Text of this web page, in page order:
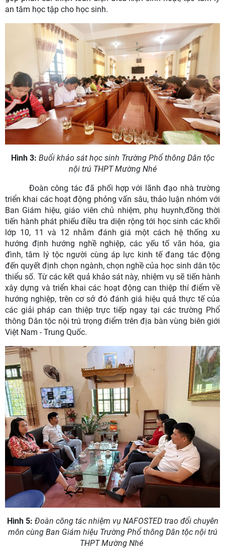
an tâm học tập cho học sinh.
Hình 3: Buổi khảo sát học sinh Trường Phổ thông Dân tộc
nội trú THPT Mường Nhé
Đoàn công tác đã phối hợp với lãnh đạo nhà trường
triển khai các hoạt động phỏng vấn sâu, thảo luận nhóm với
Ban Giám hiệu, giáo viên chủ nhiệm, phụ huynh,đồng thời
tiến hành phát phiếu điều tra diện rộng tới học sinh các khối
lớp 10, 11 và 12 nhằm đánh giá một cách hệ thống xu
hướng định hướng nghề nghiệp, các yếu tố văn hóa, gia
đình, tâm lý tộc người cùng áp lực kinh tế đang tác động
đến quyết định chọn ngành, chọn nghề của học sinh dân tộc
thiểu số. Từ các kết quả khảo sát này, nhiệm vụ sẽ tiến hành
xây dựng và triển khai các hoạt động can thiệp thí điểm về
hướng nghiệp, trên cơ sở đó đánh giá hiệu quả thực tế của
các giải pháp can thiệp trực tiếp ngay tại các trường Phổ
thông Dân tộc nội trú trọng điểm trên địa bàn vùng biên giới
Việt Nam - Trung Quốc.
Hình 5: Đoàn công tác nhiệm vụ NAFOSTED trao đổi chuyên
môn cùng Ban Giám hiệu Trường Phổ thông Dân tộc nội trú
THPT Mường Nhé